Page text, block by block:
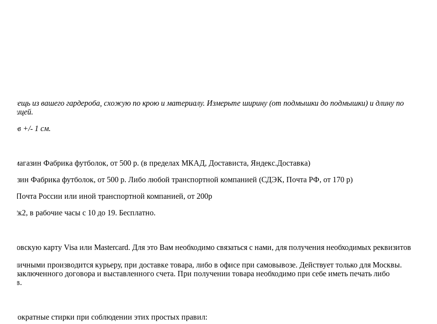
вещь из вашего гардероба, схожую по крою и материалу. Измерьте ширину (от подмышки до подмышки) и длину по
+/- 1 см.
магазин Фабрика футболок, от 500 р. (в пределах МКАД, Достависта, Яндекс.Доставка)
Фабрика футболок, от 500 р. Либо любой транспортной компанией (СДЭК, Почта РФ, от 170 р)
Почта России или иной транспортной компанией, от 200р
в рабочие часы с 10 до 19. Бесплатно.
карту Visa или Mastercard. Для это Вам необходимо связаться с нами, для получения необходимых реквизитов
наличными производится курьеру, при доставке товара, либо в офисе при самовывозе. Действует только для Москвы.
заключенного договора и выставленного счета. При получении товара необходимо при себе иметь печать либо
стирки при соблюдении этих простых правил: